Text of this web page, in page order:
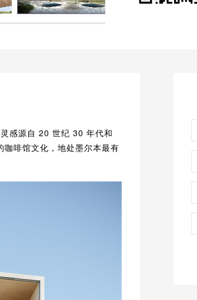
感源自 20 世纪 30 年代和
啡馆文化，地处墨尔本最有